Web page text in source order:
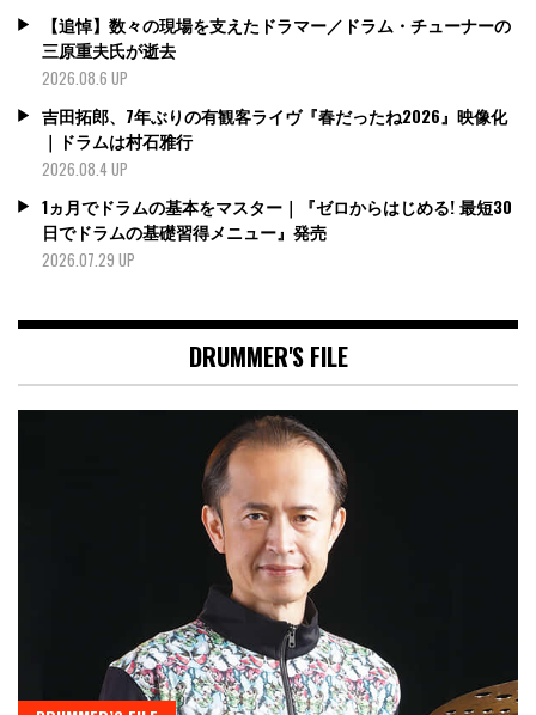
【追悼】数々の現場を支えたドラマー／ドラム・チューナーの
三原重夫氏が逝去
2026.08.6 UP
吉田拓郎、7年ぶりの有観客ライヴ『春だったね2026』映像化
｜ドラムは村石雅行
2026.08.4 UP
1ヵ月でドラムの基本をマスター｜『ゼロからはじめる! 最短30
日でドラムの基礎習得メニュー』発売
2026.07.29 UP
DRUMMER'S FILE